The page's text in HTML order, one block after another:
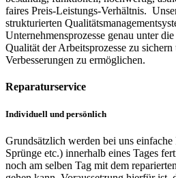
faires Preis-Leistungs-Verhältnis.
strukturierten
Unternehmensprozesse genau unter
Qualität der Arbeitsprozesse zu
Verbesserungen zu ermöglichen.
Reparaturservice
Individuell und persönlich
Grundsätzlich werden bei uns einfache
Sprünge etc.) innerhalb eines Tages
noch am selben Tag mit dem